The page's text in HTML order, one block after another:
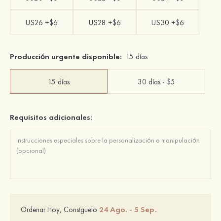
US26 +$6 US28 +$6 US30 +$6
Producción urgente disponible: 15 días
15 días 30 días - $5
Requisitos adicionales:
Ordenar Hoy, Consíguelo 24 Ago. - 5 Sep.